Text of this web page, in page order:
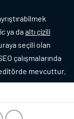
ya da altı çizili
seçili olan
çalışmalarında
mevcuttur.